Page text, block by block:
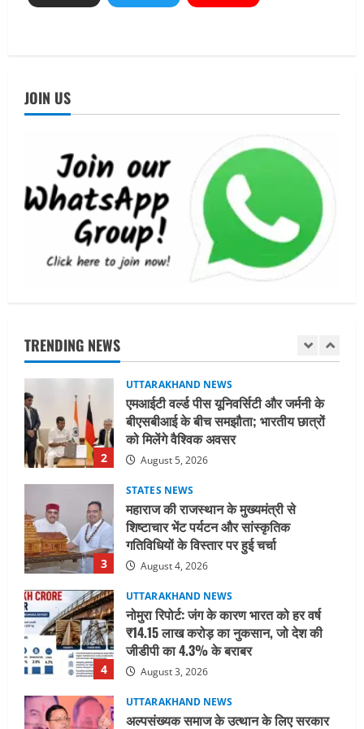
JOIN US
TRENDING NEWS
5
UTTARAKHAND NEWS
अल्पसंख्यक समाज के उत्थान के लिए सरकार
पूरी तरह प्रतिबद्ध, योजनाओं का लाभ बिना
किसी भेदभाव के अंतिम व्यक्ति तक पहुंचेगा:
मुख्यमंत्री धामी
August 2, 2026
1
UTTARAKHAND NEWS
मिस उत्तराखंड 2026 के सब-कॉन्टेस्ट ‘मिस
2
एमआईटी वर्ल्ड पीस यूनिवर्सिटी और जर्मनी के
बीएसबीआई के बीच समझौता; भारतीय छात्रों
को मिलेंगे वैश्विक अवसर
August 5, 2026
3
महाराज की राजस्थान के मुख्यमंत्री से
शिष्टाचार भेंट पर्यटन और सांस्कृतिक
गतिविधियों के विस्तार पर हुई चर्चा
August 4, 2026
4
नोमुरा रिपोर्ट: जंग के कारण भारत को हर वर्ष
₹14.15 लाख करोड़ का नुकसान, जो देश की
जीडीपी का 4.3% के बराबर
August 3, 2026
अल्पसंख्यक समाज के उत्थान के लिए सरकार
पूरी तरह प्रतिबद्ध, योजनाओं का लाभ बिना